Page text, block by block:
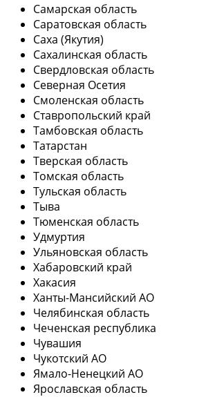
Самарская область
Саратовская область
Саха (Якутия)
Сахалинская область
Свердловская область
Северная Осетия
Смоленская область
Ставропольский край
Тамбовская область
Татарстан
Тверская область
Томская область
Тульская область
Тыва
Тюменская область
Удмуртия
Ульяновская область
Хабаровский край
Хакасия
Ханты-Мансийский АО
Челябинская область
Чеченская республика
Чувашия
Чукотский АО
Ямало-Ненецкий АО
Ярославская область